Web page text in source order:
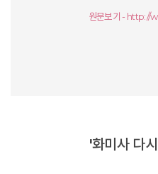
원문보기 -
'화미사 다